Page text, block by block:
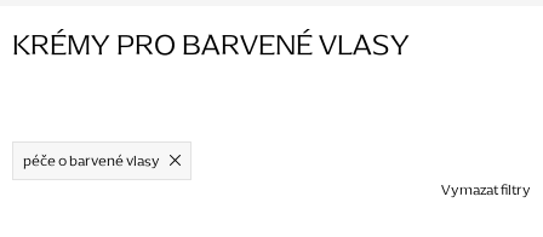
KRÉMY PRO BARVENÉ VLASY
péče o barvené vlasy
Vymazat filtry